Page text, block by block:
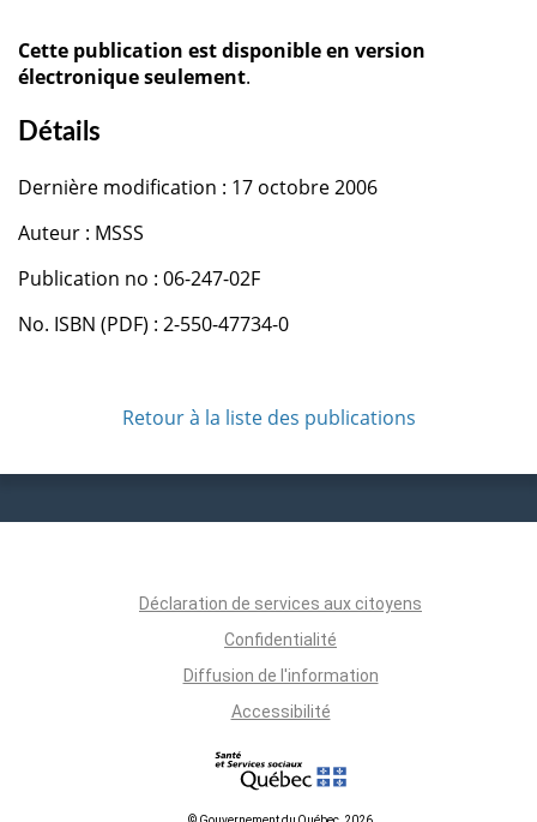
Cette publication est disponible en version
électronique seulement.
Détails
Dernière modification : 17 octobre 2006
Auteur : MSSS
Publication no : 06-247-02F
No. ISBN (PDF) : 2-550-47734-0
Retour à la liste des publications
Déclaration de services aux citoyens
Confidentialité
Diffusion de l'information
Accessibilité